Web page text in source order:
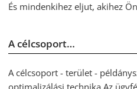
És mindenkihez eljut, akihez
A célcsoport…
A célcsoport - terület -
optimalizálási technika Az